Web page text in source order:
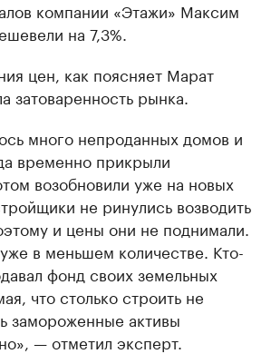
компании «Этажи» Максим
на 7,3%.
цен, как поясняет Марат
затоваренность рынка.
много непроданных домов и
временно прикрыли
возобновили уже на новых
не ринулись возводить
и цены они не поднимали.
в меньшем количестве. Кто-
фонд своих земельных
что столько строить не
замороженные активы
— отметил эксперт.